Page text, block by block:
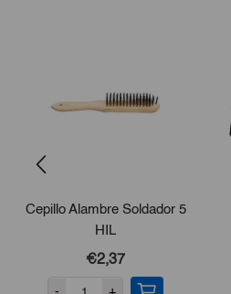
Cepillo Alambre Soldador 5
HIL
€2,37